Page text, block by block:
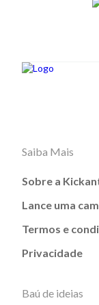
Saiba Mais
Sobre a
Lance uma
Termos e
Privacidade
Baú de ideias